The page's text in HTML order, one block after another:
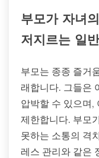
부모가 자녀
저지르는 일
부모는 종종 즐거
래합니다. 그들은
압박할 수 있으며,
제한합니다. 부모
못하는 소통의 격
레스 관리와 같은